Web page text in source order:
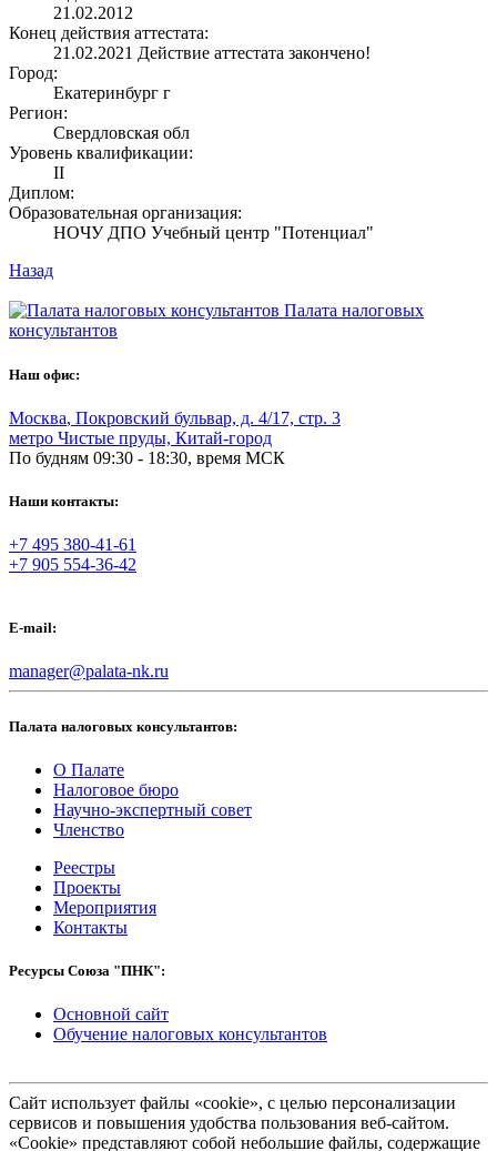
21.02.2012
Конец действия аттестата:
21.02.2021 Действие аттестата закончено!
Город:
Екатеринбург г
Регион:
Свердловская обл
Уровень квалификации:
II
Диплом:
Образовательная организация:
НОЧУ ДПО Учебный центр "Потенциал"
Назад
Палата налоговых
консультантов
Наш офис:
Москва, Покровский бульвар, д. 4/17, стр. 3
метро Чистые пруды, Китай-город
По будням 09:30 - 18:30, время МСК
Наши контакты:
+7 495 380-41-61
+7 905 554-36-42
E-mail:
manager@palata-nk.ru
Палата налоговых консультантов:
О Палате
Налоговое бюро
Научно-экспертный совет
Членство
Реестры
Проекты
Мероприятия
Контакты
Ресурсы Союза "ПНК":
Основной сайт
Обучение налоговых консультантов
Сайт использует файлы «cookie», с целью персонализации
сервисов и повышения удобства пользования веб-сайтом.
«Cookie» представляют собой небольшие файлы, содержащие